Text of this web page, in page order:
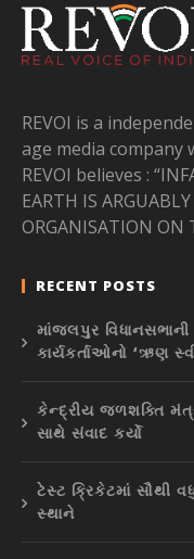
REVOI is a
age media company
REVOI believes :
EARTH IS
ORGANISATION ON
RECENT POSTS
માંજલપુર
કાર્યકર્તાઓનો ‘ઋણ
કેન્દ્રીય જળશક્તિ
સાથે સંવાદ કર્યો
ટેસ્ટ ક્રિકેટમાં સૌથી
સ્થાને